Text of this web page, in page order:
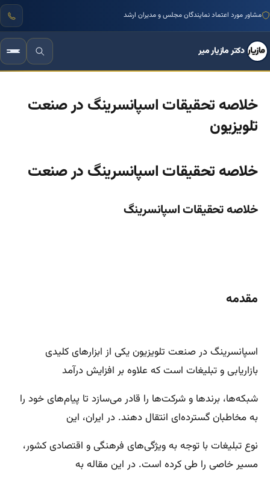
مشاور مورد اعتماد نمایندگان مجلس و مدیران ارشد
دکتر مازیار میر
خلاصه تحقیقات اسپانسرینگ در صنعت
تلویزیون
خلاصه تحقیقات اسپانسرینگ در صنعت
خلاصه تحقیقات اسپانسرینگ
مقدمه
اسپانسرینگ در صنعت تلویزیون یکی از ابزارهای کلیدی
بازاریابی و تبلیغات است که علاوه بر افزایش درآمد
شبکه‌ها، برندها و شرکت‌ها را قادر می‌سازد تا پیام‌های خود را
به مخاطبان گسترده‌ای انتقال دهند. در ایران، این
نوع تبلیغات با توجه به ویژگی‌های فرهنگی و اقتصادی کشور،
مسیر خاصی را طی کرده است. در این مقاله به